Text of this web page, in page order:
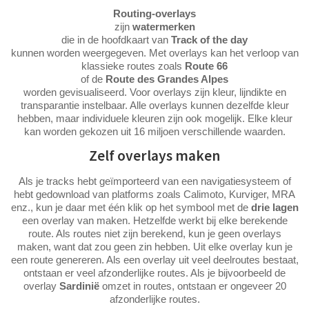
Routing-overlays
zijn watermerken
die in de hoofdkaart van Track of the day
kunnen worden weergegeven. Met overlays kan het verloop van
klassieke routes zoals Route 66
of de Route des Grandes Alpes
worden gevisualiseerd. Voor overlays zijn kleur, lijndikte en
transparantie instelbaar. Alle overlays kunnen dezelfde kleur
hebben, maar individuele kleuren zijn ook mogelijk. Elke kleur
kan worden gekozen uit 16 miljoen verschillende waarden.
Zelf overlays maken
Als je tracks hebt geïmporteerd van een navigatiesysteem of
hebt gedownload van platforms zoals Calimoto, Kurviger, MRA
enz., kun je daar met één klik op het symbool met de drie lagen
een overlay van maken. Hetzelfde werkt bij elke berekende
route. Als routes niet zijn berekend, kun je geen overlays
maken, want dat zou geen zin hebben. Uit elke overlay kun je
een route genereren. Als een overlay uit veel deelroutes bestaat,
ontstaan er veel afzonderlijke routes. Als je bijvoorbeeld de
overlay Sardiniëomzet in routes, ontstaan er ongeveer 20
afzonderlijke routes.